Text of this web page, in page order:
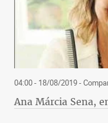
04:00 - 18/08/2019-
Ana Márcia Sena,